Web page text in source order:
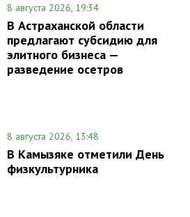
8 августа 2026, 19:34
В Астраханской области
предлагают субсидию для
элитного бизнеса —
разведение осетров
8 августа 2026, 13:48
В Камызяке отметили День
физкультурника